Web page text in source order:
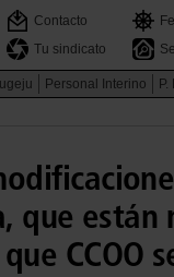
Contacto
Tu sindicato
Personal Interino
que están
CCOO